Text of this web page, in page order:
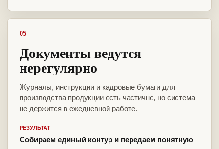
05
Документы ведутся
нерегулярно
Журналы, инструкции и кадровые бумаги для
производства продукции есть частично, но система
не держится в ежедневной работе.
РЕЗУЛЬТАТ
Собираем единый контур и передаем понятную